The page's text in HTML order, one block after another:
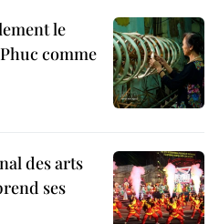
le
comme
des arts
ses